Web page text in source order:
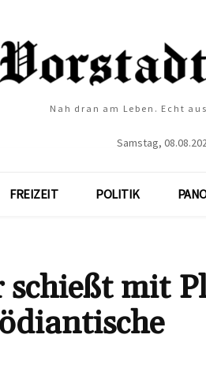
Nah dran am Leben. Echt
Samstag,
FREIZEIT POLITIK
schießt mit